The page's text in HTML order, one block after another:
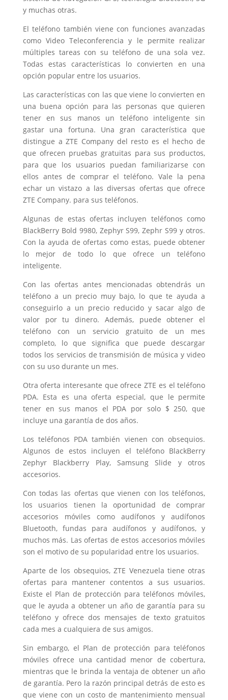
y muchas otras.
El teléfono también viene con funciones avanzadas
como Video Teleconferencia y le permite realizar
múltiples tareas con su teléfono de una sola vez.
Todas estas características lo convierten en una
opción popular entre los usuarios.
Las características con las que viene lo convierten en
una buena opción para las personas que quieren
tener en sus manos un teléfono inteligente sin
gastar una fortuna. Una gran característica que
distingue a ZTE Company del resto es el hecho de
que ofrecen pruebas gratuitas para sus productos,
para que los usuarios puedan familiarizarse con
ellos antes de comprar el teléfono. Vale la pena
echar un vistazo a las diversas ofertas que ofrece
ZTE Company. para sus teléfonos.
Algunas de estas ofertas incluyen teléfonos como
BlackBerry Bold 9980, Zephyr S99, Zephr S99 y otros.
Con la ayuda de ofertas como estas, puede obtener
lo mejor de todo lo que ofrece un teléfono
inteligente.
Con las ofertas antes mencionadas obtendrás un
teléfono a un precio muy bajo, lo que te ayuda a
conseguirlo a un precio reducido y sacar algo de
valor por tu dinero. Además, puede obtener el
teléfono con un servicio gratuito de un mes
completo, lo que significa que puede descargar
todos los servicios de transmisión de música y video
con su uso durante un mes.
Otra oferta interesante que ofrece ZTE es el teléfono
PDA. Esta es una oferta especial, que le permite
tener en sus manos el PDA por solo $ 250, que
incluye una garantía de dos años.
Los teléfonos PDA también vienen con obsequios.
Algunos de estos incluyen el teléfono BlackBerry
Zephyr Blackberry Play, Samsung Slide y otros
accesorios.
Con todas las ofertas que vienen con los teléfonos,
los usuarios tienen la oportunidad de comprar
accesorios móviles como audífonos y audífonos
Bluetooth, fundas para audífonos y audífonos, y
muchos más. Las ofertas de estos accesorios móviles
son el motivo de su popularidad entre los usuarios.
Aparte de los obsequios, ZTE Venezuela tiene otras
ofertas para mantener contentos a sus usuarios.
Existe el Plan de protección para teléfonos móviles,
que le ayuda a obtener un año de garantía para su
teléfono y ofrece dos mensajes de texto gratuitos
cada mes a cualquiera de sus amigos.
Sin embargo, el Plan de protección para teléfonos
móviles ofrece una cantidad menor de cobertura,
mientras que le brinda la ventaja de obtener un año
de garantía. Pero la razón principal detrás de esto es
que viene con un costo de mantenimiento mensual